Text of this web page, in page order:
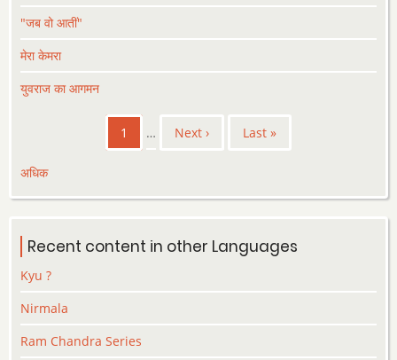
"जब वो आतीं"
मेरा केमरा
युवराज का आगमन
PaginationCurrent
page
1 …
Next
Next ›
Last
Last »
अधिक
Recent content in other Languages
Kyu ?
Nirmala
Ram Chandra Series